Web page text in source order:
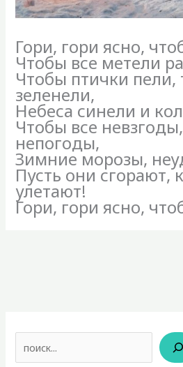
Гори, гори ясно,
Чтобы все метели
Чтобы птички пели,
зеленели,
Небеса синели и
Чтобы все
непогоды,
Зимние морозы,
Пусть они сгорают,
улетают!
Гори, гори ясно,